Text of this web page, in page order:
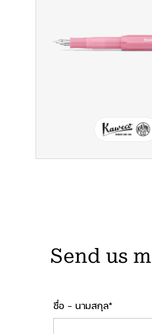
Send us
ชื่อ - นามสกุล*